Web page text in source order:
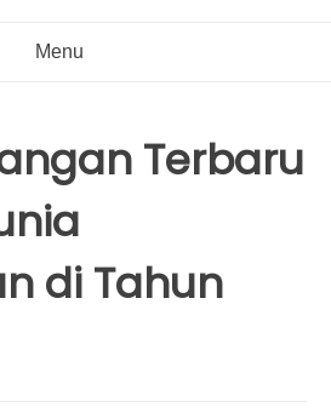
Menu
Terbaru
di Tahun